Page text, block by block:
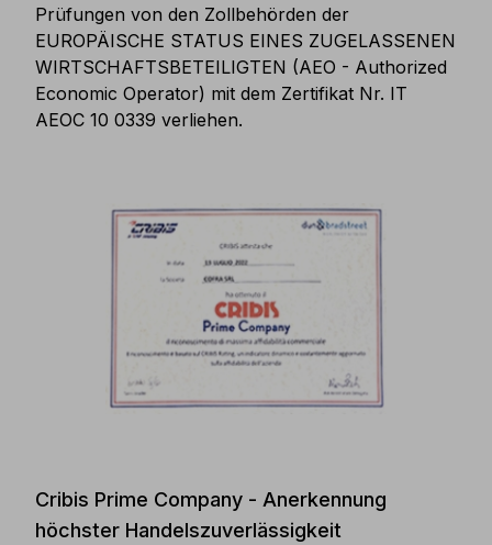
Prüfungen von den Zollbehörden der
EUROPÄISCHE STATUS EINES ZUGELASSENEN
WIRTSCHAFTSBETEILIGTEN (AEO - Authorized
Economic Operator) mit dem Zertifikat Nr. IT
AEOC 10 0339 verliehen.
Cribis Prime Company - Anerkennung
höchster Handelszuverlässigkeit